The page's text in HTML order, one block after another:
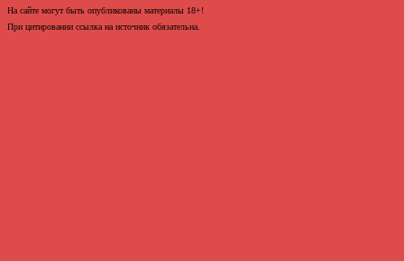
На сайте могут быть опубликованы материалы 18+!
При цитировании ссылка на источник обязательна.